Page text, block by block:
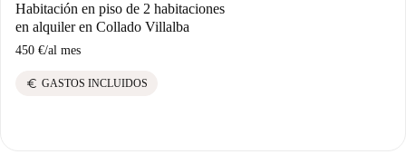
Habitación en piso de 2 habitaciones
en alquiler en Collado Villalba
450 €/al mes
euro GASTOS INCLUIDOS